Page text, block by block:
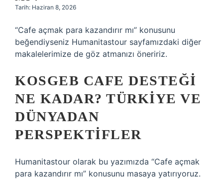
Tarih: Haziran 8, 2026
“Cafe açmak para kazandırır mı” konusunu
beğendiyseniz Humanitastour sayfamızdaki diğer
makalelerimize de göz atmanızı öneririz.
KOSGEB CAFE DESTEĞI
NE KADAR? TÜRKIYE VE
DÜNYADAN
PERSPEKTIFLER
Humanitastour olarak bu yazımızda “Cafe açmak
para kazandırır mı” konusunu masaya yatırıyoruz.